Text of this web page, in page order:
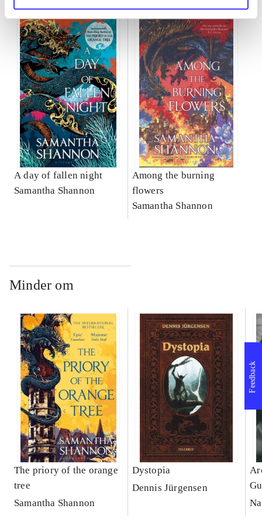
A day of fallen night
Samantha Shannon
Among the burning
flowers
Samantha Shannon
Minder om
The priory of the orange
tree
Samantha Shannon
Dystopia
Dennis Jürgensen
Feedback